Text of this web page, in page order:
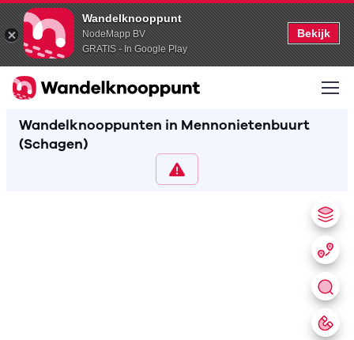
Wandelknooppunt
NodeMapp BV
GRATIS - In Google Play
Bekijk
Wandelknooppunten in Mennonietenbuurt
(Schagen)